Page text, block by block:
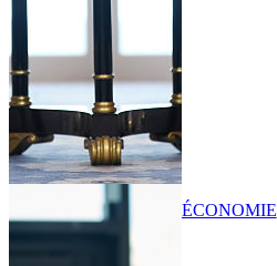
ÉCONOMIE